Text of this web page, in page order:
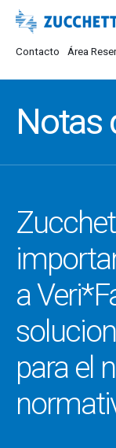
Contacto Área
Notas
a
para el